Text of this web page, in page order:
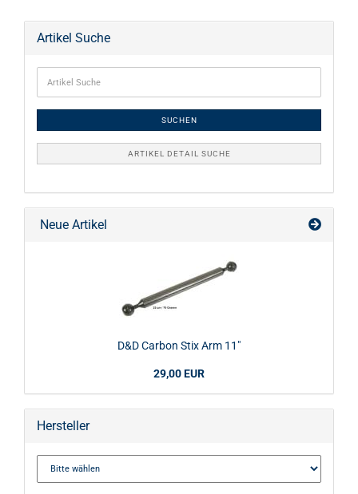
Artikel Suche
SUCHEN
ARTIKEL DETAIL SUCHE
Neue Artikel
D&D Carbon Stix Arm 11"
29,00 EUR
Hersteller